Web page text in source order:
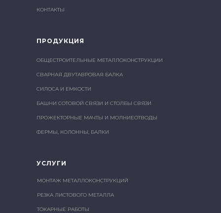
КОНТАКТЫ
ПРОДУКЦИЯ
БАШНИ СОТОВОЙ СВЯЗИ И СТОЛБЫ СВЯЗИ
ФЕРМЫ, КОЛОННЫ, БАЛКИ
ПРОЖЕКТОРНЫЕ МАЧТЫ И МОЛНИЕОТВОДЫ
СИЛОСА И ЕМКОСТИ
СВАРНАЯ ДВУТАВРОВАЯ БАЛКА
ОБЩЕСТРОИТЕЛЬНЫЕ МЕТАЛЛОКОНСТРУКЦИИ
УСЛУГИ
ТОКАРНЫЕ РАБОТЫ
РЕЗКА ЛИСТОВОГО МЕТАЛЛА
МОНТАЖ МЕТАЛЛОКОНСТРУКЦИЙ